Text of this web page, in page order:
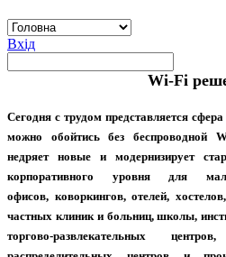
Вхід
Wi-Fi
Сегодня с трудом представляется
можно обойтись без беспроводной
недряет новые и модернизирует
корпоративного уровня для
офисов, коворкингов, отелей,
частных клиник и больниц, школы,
торгово-развлекательных